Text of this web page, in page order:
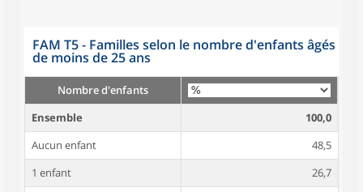
FAM T5 - Familles selon le nombre d'enfants âgés
de moins de 25 ans
Nombre d'enfants
Ensemble
100,0
Aucun enfant
48,5
1 enfant
26,7